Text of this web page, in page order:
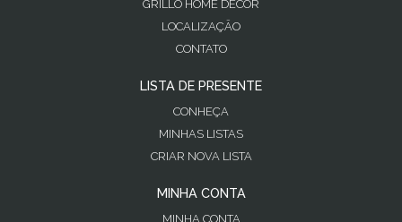
GRILLO HOME DECOR
LOCALIZAÇÃO
CONTATO
LISTA DE PRESENTE
CONHEÇA
MINHAS LISTAS
CRIAR NOVA LISTA
MINHA CONTA
MINHA CONTA